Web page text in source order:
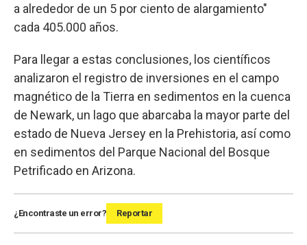
a alrededor de un 5 por ciento de alargamiento"
cada 405.000 años.
Para llegar a estas conclusiones, los científicos
analizaron el registro de inversiones en el campo
magnético de la Tierra en sedimentos en la cuenca
de Newark, un lago que abarcaba la mayor parte del
estado de Nueva Jersey en la Prehistoria, así como
en sedimentos del Parque Nacional del Bosque
Petrificado en Arizona.
¿Encontraste un error? Reportar